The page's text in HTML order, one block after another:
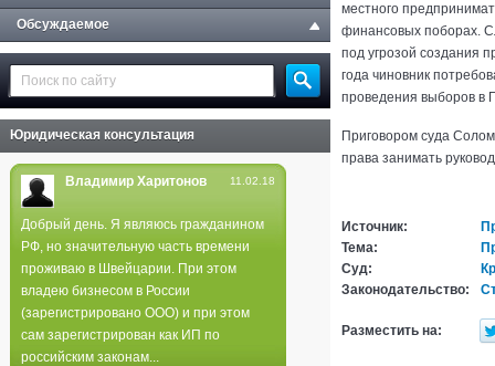
Полиция не нашла следов
поджога в лесах края
Обсуждаемое
Юридическая консультация
11.02.18
Владимир Харитонов
Добрый день. Я являюсь гражданином
РФ, но значительную часть времени
проживаю в Швейцарии. При этом
владею бизнесом в России
(зарегистрировано ООО) и при этом
сам зарегистрирован как ИП по
российским законам...
местного
финансовых поборах.
под угрозой создания
года чиновник
проведения выборов в
Приговором суда
права занимать
Источник:
Тема:
Суд:
Законодательство:
Разместить на: